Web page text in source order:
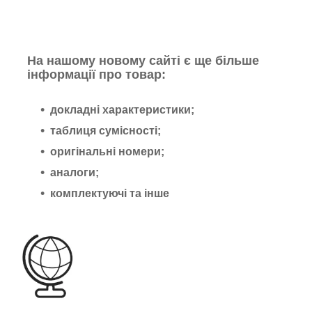
На нашому новому сайті є ще більше
інформації про товар:
докладні характеристики;
таблиця сумісності;
оригінальні номери;
аналоги;
комплектуючі та інше